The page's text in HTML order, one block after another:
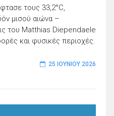
τους 33,2°C,
μισού αιώνα –
του Matthias Diependaele
και φυσικές περιοχές.
25 ΙΟΥΝΊΟΥ 2026